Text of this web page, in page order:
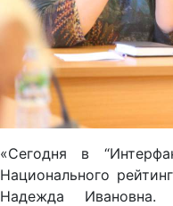
«Сегодня в
Национального
Надежда